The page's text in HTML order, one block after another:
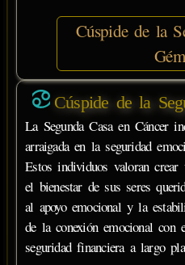
Cúspide de la
Cúspide de la
La Segunda Casa en Cáncer
arraigada en la seguridad
Estos individuos valoran
el bienestar de sus seres
al apoyo emocional y la
de la conexión emocional
seguridad financiera a largo